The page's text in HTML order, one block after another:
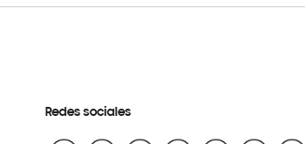
Redes sociales